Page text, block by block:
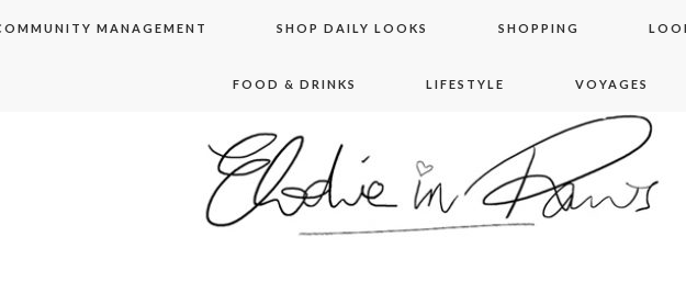
MANAGEMENT SHOP DAILY LOOKS SHOPPING
FOOD & DRINKS LIFESTYLE VOYAGES
in paris